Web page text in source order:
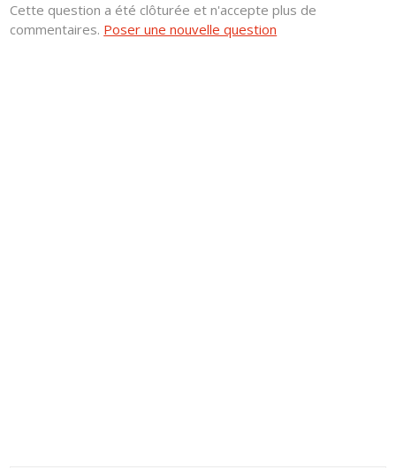
Cette question a été clôturée et n'accepte plus de
commentaires. Poser une nouvelle question